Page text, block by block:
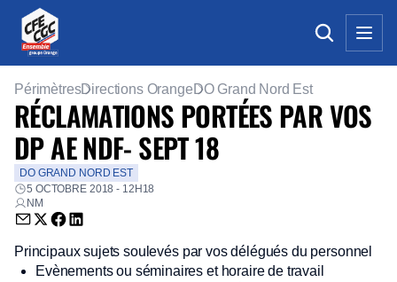
PérimètresDirections Orange DO Grand Nord Est
RÉCLAMATIONS PORTÉES PAR VOS
DP AE NDF- SEPT 18
DO GRAND NORD EST
5 OCTOBRE 2018 - 12H18
NM
Envoyer par email (nouvelle fenêtre)
Partager sur Twitter (nouvelle fenêtre)
Partager sur Facebook (nouvelle fenêtre)
Partager sur LinkedIn (nouvelle fenêtre)
Principaux sujets soulevés par vos délégués du personnel
Evènements ou séminaires et horaire de travail